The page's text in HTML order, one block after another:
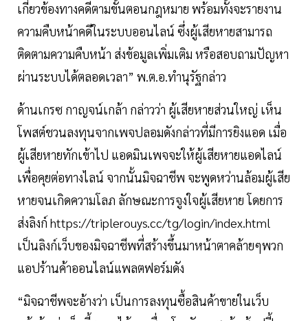
เกี่ยวข้องทางคดีตามขั้นตอนกฎหมาย พร้อมทั้งจะรายงาน
ความคืบหน้าคดีในระบบออนไลน์ ซึ่งผู้เสียหายสามารถ
ติดตามความคืบหน้า ส่งข้อมูลเพิ่มเติม หรือสอบถามปัญหา
ผ่านระบบได้ตลอดเวลา” พ.ต.อ.ทำนุรัฐกล่าว
ด้านเกรซ กาญจน์เกล้า กล่าวว่า ผู้เสียหายส่วนใหญ่ เห็น
โพสต์ชวนลงทุนจากเพจปลอมดังกล่าวที่มีการยิงแอด เมื่อ
ผู้เสียหายทักเข้าไป แอดมินเพจจะให้ผู้เสียหายแอดไลน์
เพื่อคุยต่อทางไลน์ จากนั้นมิจฉาชีพ จะพูดหว่านล้อมผู้เสีย
หายจนเกิดความโลภ ลักษณะการจูงใจผู้เสียหาย โดยการ
ส่งลิงก์ https://triplerouys.cc/tg/login/index.html
เป็นลิงก์เว็บของมิจฉาชีพที่สร้างขึ้นมาหน้าตาคล้ายๆพวก
แอปร้านค้าออนไลน์แพลตฟอร์มดัง
“มิจฉาชีพจะอ้างว่า เป็นการลงทุนซื้อสินค้าขายในเว็บ